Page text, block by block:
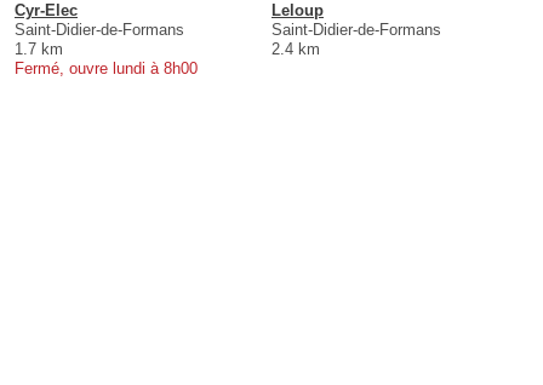
Cyr-Elec
Saint-Didier-de-Formans
1.7 km
Fermé, ouvre lundi à 8h00
Leloup
Saint-Didier-de-Formans
2.4 km